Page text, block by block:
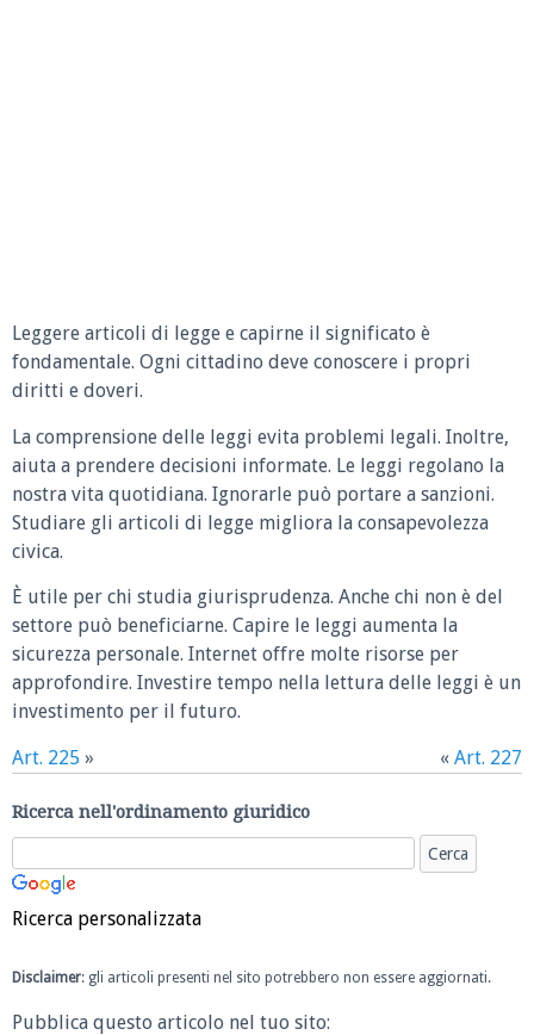
Leggere articoli di legge e capirne il significato è
fondamentale. Ogni cittadino deve conoscere i propri
diritti e doveri.
La comprensione delle leggi evita problemi legali. Inoltre,
aiuta a prendere decisioni informate. Le leggi regolano la
nostra vita quotidiana. Ignorarle può portare a sanzioni.
Studiare gli articoli di legge migliora la consapevolezza
civica.
È utile per chi studia giurisprudenza. Anche chi non è del
settore può beneficiarne. Capire le leggi aumenta la
sicurezza personale. Internet offre molte risorse per
approfondire. Investire tempo nella lettura delle leggi è un
investimento per il futuro.
Art. 225 » « Art. 227
Ricerca nell'ordinamento giuridico
Ricerca personalizzata
Disclaimer: gli articoli presenti nel sito potrebbero non essere aggiornati.
Pubblica questo articolo nel tuo sito: